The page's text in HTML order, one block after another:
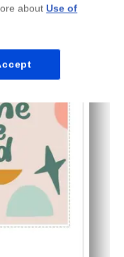
leikekirjaan tai
aboutUse of